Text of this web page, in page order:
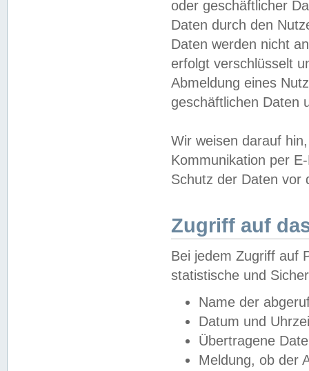
oder geschäftlicher
Daten durch den
Daten werden nicht
erfolgt verschlüsselt
Abmeldung eines
geschäftlichen Daten
Wir weisen darauf
Kommunikation per
Schutz der Daten vor
Zugriff auf
Bei jedem Zugriff auf
statistische und
Name der
Datum und
Übertragene
Meldung, ob der